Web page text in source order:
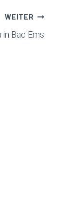
WEITER
Bad Ems